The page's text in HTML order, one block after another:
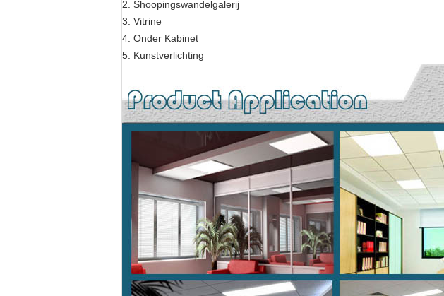
2. Shoopingswandelgalerij
3. Vitrine
4. Onder Kabinet
5. Kunstverlichting